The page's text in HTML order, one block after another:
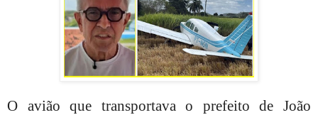
O avião que transportava o prefeito de João